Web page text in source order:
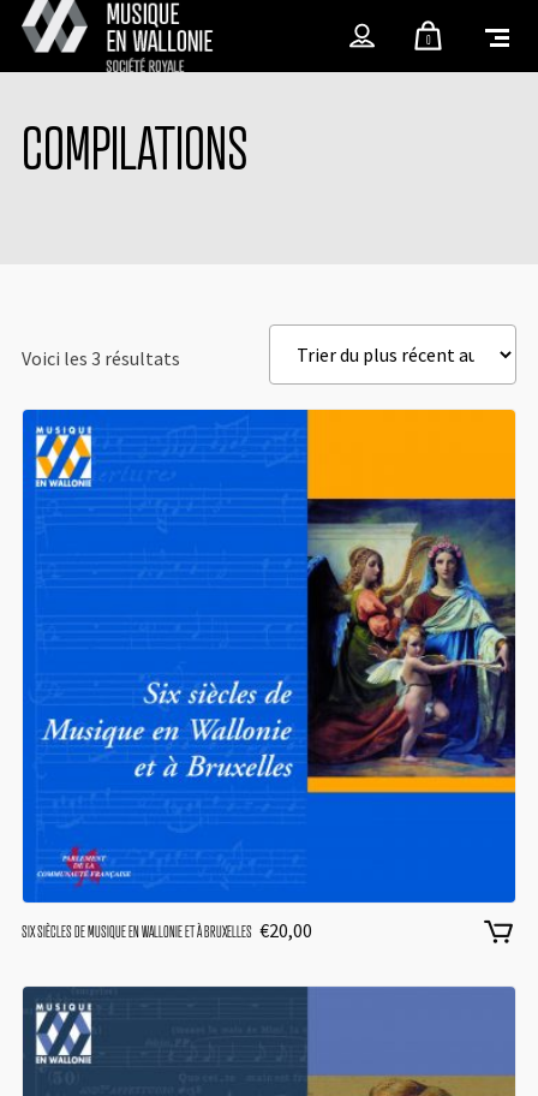
0
COMPILATIONS
Voici les 3 résultats
SIX SIÈCLES DE MUSIQUE EN WALLONIE ET À BRUXELLES €20,00